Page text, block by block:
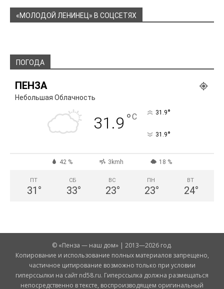
«МОЛОДОЙ ЛЕНИНЕЦ» В СОЦСЕТЯХ
ПОГОДА
ПЕНЗА
Небольшая Облачность
31.9 °C 31.9°
31.9°
42 % 3kmh 18 %
ПТ
31 °
СБ
33°
ВС
23°
ПН
23°
ВТ
24°
© «Пенза — наш дом» | 2013—2026 год.
Копирование и использование полных материалов запрещено,
частичное цитирование возможно только при условии
гиперссылки на сайт nd58.ru. Гиперссылка должна размещаться
непосредственно в тексте, воспроизводящем оригинальный